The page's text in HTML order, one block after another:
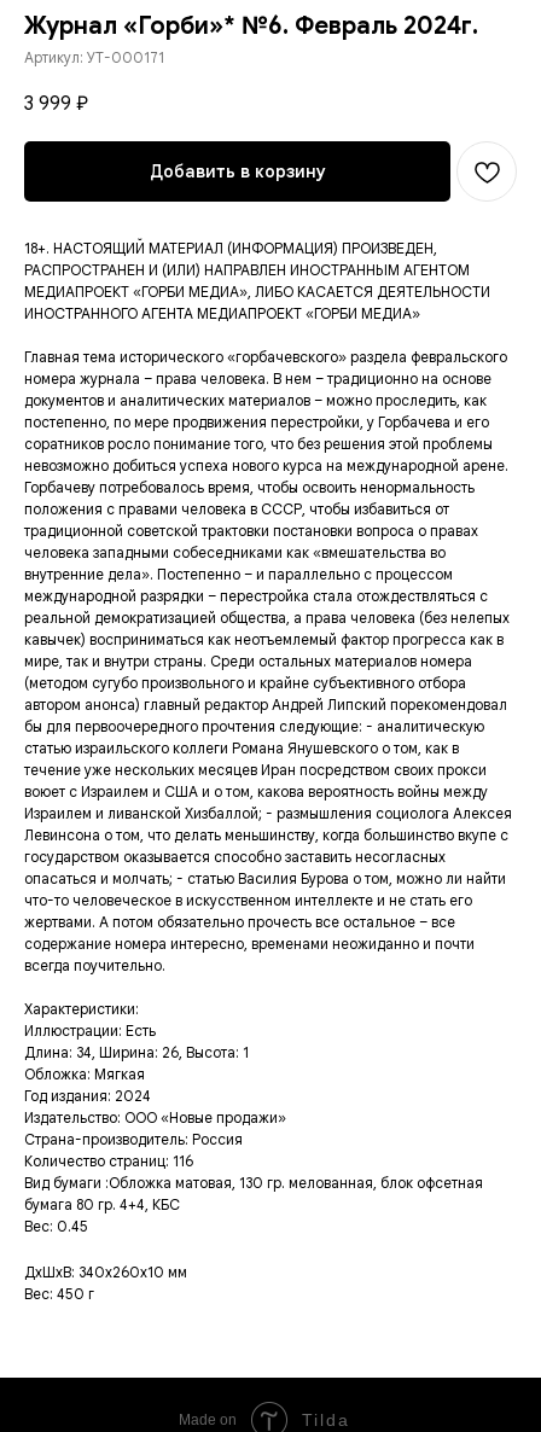
Журнал «Горби»* №6. Февраль 2024г.
Артикул: УТ-000171
3 999 ₽
Добавить в корзину
18+. НАСТОЯЩИЙ МАТЕРИАЛ (ИНФОРМАЦИЯ) ПРОИЗВЕДЕН,
РАСПРОСТРАНЕН И (ИЛИ) НАПРАВЛЕН ИНОСТРАННЫМ АГЕНТОМ
МЕДИАПРОЕКТ «ГОРБИ МЕДИА», ЛИБО КАСАЕТСЯ ДЕЯТЕЛЬНОСТИ
ИНОСТРАННОГО АГЕНТА МЕДИАПРОЕКТ «ГОРБИ МЕДИА»
Главная тема исторического «горбачевского» раздела февральского
номера журнала – права человека. В нем – традиционно на основе
документов и аналитических материалов – можно проследить, как
постепенно, по мере продвижения перестройки, у Горбачева и его
соратников росло понимание того, что без решения этой проблемы
невозможно добиться успеха нового курса на международной арене.
Горбачеву потребовалось время, чтобы освоить ненормальность
положения с правами человека в СССР, чтобы избавиться от
традиционной советской трактовки постановки вопроса о правах
человека западными собеседниками как «вмешательства во
внутренние дела». Постепенно – и параллельно с процессом
международной разрядки – перестройка стала отождествляться с
реальной демократизацией общества, а права человека (без нелепых
кавычек) восприниматься как неотъемлемый фактор прогресса как в
мире, так и внутри страны. Среди остальных материалов номера
(методом сугубо произвольного и крайне субъективного отбора
автором анонса) главный редактор Андрей Липский порекомендовал
бы для первоочередного прочтения следующие: - аналитическую
статью израильского коллеги Романа Янушевского о том, как в
течение уже нескольких месяцев Иран посредством своих прокси
воюет с Израилем и США и о том, какова вероятность войны между
Израилем и ливанской Хизбаллой; - размышления социолога Алексея
Левинсона о том, что делать меньшинству, когда большинство вкупе с
государством оказывается способно заставить несогласных
опасаться и молчать; - статью Василия Бурова о том, можно ли найти
что-то человеческое в искусственном интеллекте и не стать его
жертвами. А потом обязательно прочесть все остальное – все
содержание номера интересно, временами неожиданно и почти
всегда поучительно.
Характеристики:
Иллюстрации: Есть
Длина: 34, Ширина: 26, Высота: 1
Обложка: Мягкая
Год издания: 2024
Издательство: ООО «Новые продажи»
Страна-производитель: Россия
Количество страниц: 116
Вид бумаги :Обложка матовая, 130 гр. мелованная, блок офсетная
бумага 80 гр. 4+4, КБС
Вес: 0.45
ДxШxВ: 340x260x10 мм
Вес: 450 г
Made on Tilda